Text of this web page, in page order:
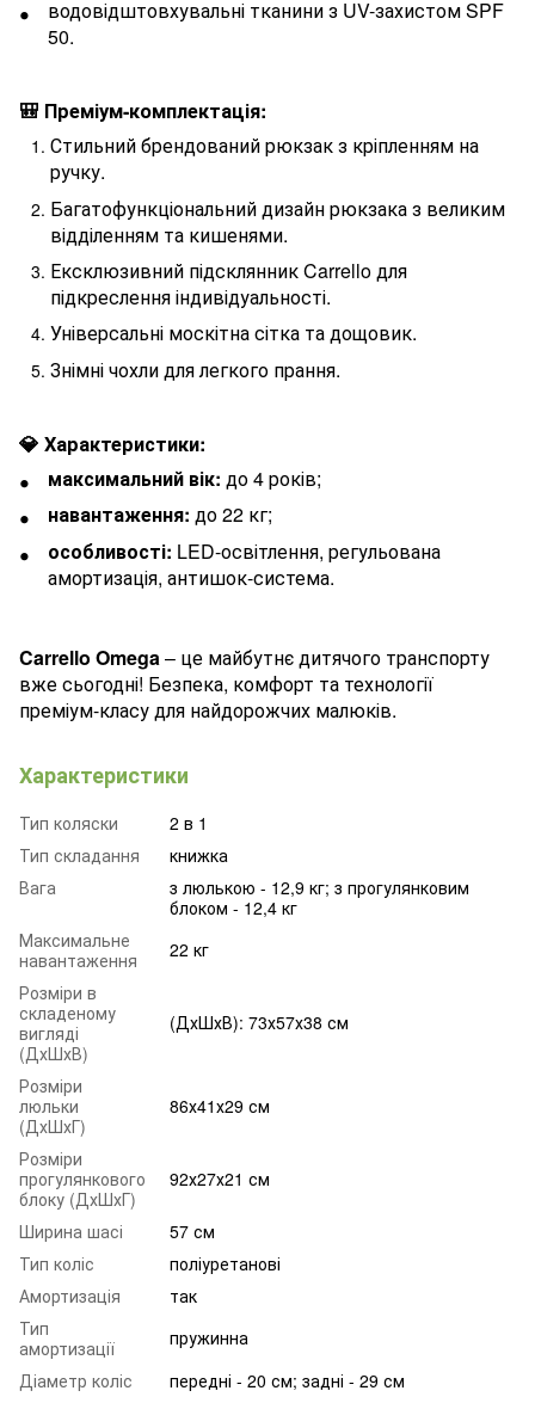
водовідштовхувальні тканини з UV-захистом SPF
50.
🎒 Преміум-комплектація:
Стильний брендований рюкзак з кріпленням на
ручку.
Багатофункціональний дизайн рюкзака з великим
відділенням та кишенями.
Ексклюзивний підсклянник Carrello для
підкреслення індивідуальності.
Універсальні москітна сітка та дощовик.
Знімні чохли для легкого прання.
💎 Характеристики:
максимальний вік: до 4 років;
навантаження: до 22 кг;
особливості: LED-освітлення, регульована
амортизація, антишок-система.
Carrello Omega– це майбутнє дитячого транспорту
вже сьогодні! Безпека, комфорт та технології
преміум-класу для найдорожчих малюків.
Характеристики
Тип коляски
2 в 1
Тип складання
книжка
Вага
з люлькою - 12,9 кг; з прогулянковим
блоком - 12,4 кг
Максимальне
навантаження
22 кг
Розміри в
складеному
вигляді
(ДхШхВ)
(ДхШхВ): 73х57х38 см
Розміри
люльки
(ДхШхГ)
86х41х29 см
Розміри
прогулянкового
блоку (ДхШхГ)
92х27х21 см
Ширина шасі
57 см
Тип коліс
поліуретанові
Амортизація
так
Тип
амортизації
пружинна
Діаметр коліс
передні - 20 см; задні - 29 см